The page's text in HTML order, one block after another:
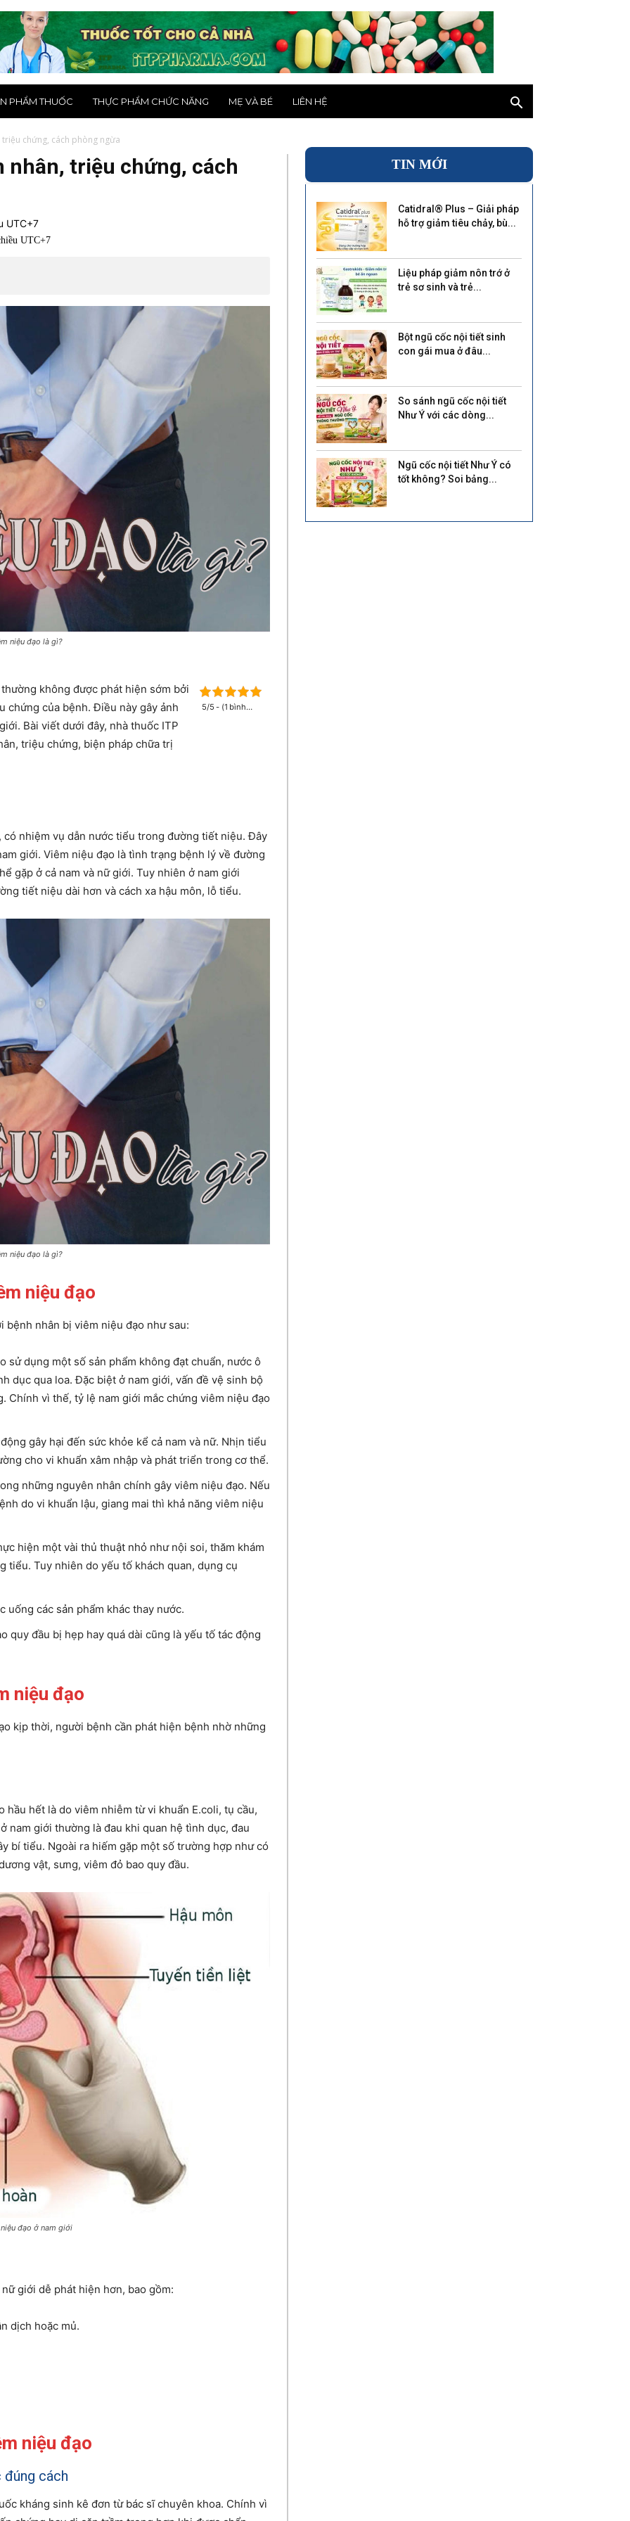
PHẨM THUỐC THỰC PHẨM CHỨC NĂNG MẸ VÀ BÉ LIÊN HỆ
chứng, cách phòng ngừa
nhân, triệu chứng, cách
UTC+7
UTC+7
niệu đạo là gì?
5/5 - (1 bình
không được phát hiện sớm bởi
chứng của bệnh. Điều này gây ảnh
Bài viết dưới đây, nhà thuốc ITP
triệu chứng, biện pháp chữa trị
nhiệm vụ dẫn nước tiểu trong đường tiết niệu. Đây
giới. Viêm niệu đạo là tình trạng bệnh lý về đường
gặp ở cả nam và nữ giới. Tuy nhiên ở nam giới
tiết niệu dài hơn và cách xa hậu môn, lỗ tiểu.
niệu đạo là gì?
niệu đạo
bệnh nhân bị viêm niệu đạo như sau:
sử dụng một số sản phẩm không đạt chuẩn, nước ô
dục qua loa. Đặc biệt ở nam giới, vấn đề vệ sinh bộ
Chính vì thế, tỷ lệ nam giới mắc chứng viêm niệu đạo
gây hại đến sức khỏe kể cả nam và nữ. Nhịn tiểu
cho vi khuẩn xâm nhập và phát triển trong cơ thể.
những nguyên nhân chính gây viêm niệu đạo. Nếu
do vi khuẩn lậu, giang mai thì khả năng viêm niệu
hiện một vài thủ thuật nhỏ như nội soi, thăm khám
tiểu. Tuy nhiên do yếu tố khách quan, dụng cụ
uống các sản phẩm khác thay nước.
quy đầu bị hẹp hay quá dài cũng là yếu tố tác động
niệu đạo
kịp thời, người bệnh cần phát hiện bệnh nhờ những
hết là do viêm nhiễm từ vi khuẩn E.coli, tụ cầu,
nam giới thường là đau khi quan hệ tình dục, đau
bí tiểu. Ngoài ra hiếm gặp một số trường hợp như có
vật, sưng, viêm đỏ bao quy đầu.
đạo ở nam giới
giới dễ phát hiện hơn, bao gồm:
dịch hoặc mủ.
niệu đạo
cách
kháng sinh kê đơn từ bác sĩ chuyên khoa. Chính vì
TIN MỚI
Catidral® Plus – Giải pháp
hỗ trợ giảm tiêu chảy, bù...
Liệu pháp giảm nôn trớ ở
trẻ sơ sinh và trẻ...
Bột ngũ cốc nội tiết sinh
con gái mua ở đâu...
So sánh ngũ cốc nội tiết
Như Ý với các dòng...
Ngũ cốc nội tiết Như Ý có
tốt không? Soi bảng...